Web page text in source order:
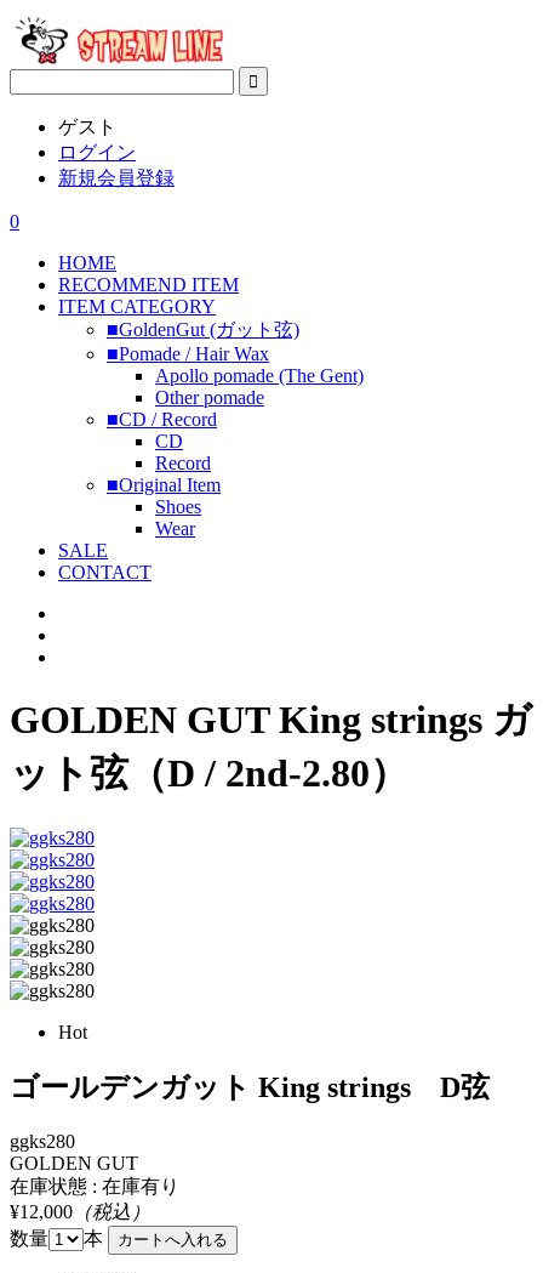
ゲスト
ログイン
新規会員登録
0
HOME
RECOMMEND ITEM
ITEM CATEGORY
■GoldenGut (ガット弦)
■Pomade / Hair Wax
Apollo pomade (The Gent)
Other pomade
■CD / Record
CD
Record
■Original Item
Shoes
Wear
SALE
CONTACT
GOLDEN GUT King strings ガ
ット弦（D / 2nd-2.80）
Hot
ゴールデンガット King strings D弦
ggks280
GOLDEN GUT
在庫状態 : 在庫有り
¥12,000 （税込）
数量
本